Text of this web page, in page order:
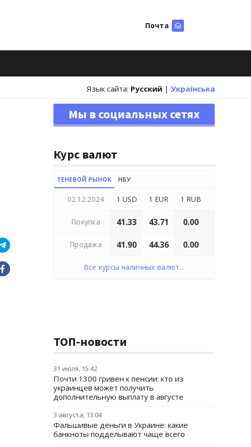
Почта
Язык сайта: Русский | Українська
Мы в социальных сетях
Курс валют
ТЕНЕВОЙ РЫНОК НБУ
02.12.2024 1 USD 1 EUR 1 RUB
Покупка 41.33 43.71 0.00
Продажа 41.90 44.36 0.00
Все курсы наличных валют...
ТОП-новости
31 июля, 15:42
Почти 1300 гривен к пенсии: кто из
украинцев может получить
дополнительную выплату в августе
3 августа, 13:04
Фальшивые деньги в Украине: какие
банкноты подделывают чаще всего